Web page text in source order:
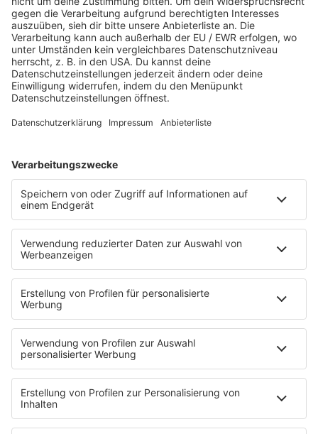
JETZT ABSPIELEN
LEONY mit BY YOUR SIDE
STARTSEITE
SERVICE
Kontakt
Newsletter
Jobs & Praktika
Pressekontakt
Presse & Downloads
Verkehr
Wetter